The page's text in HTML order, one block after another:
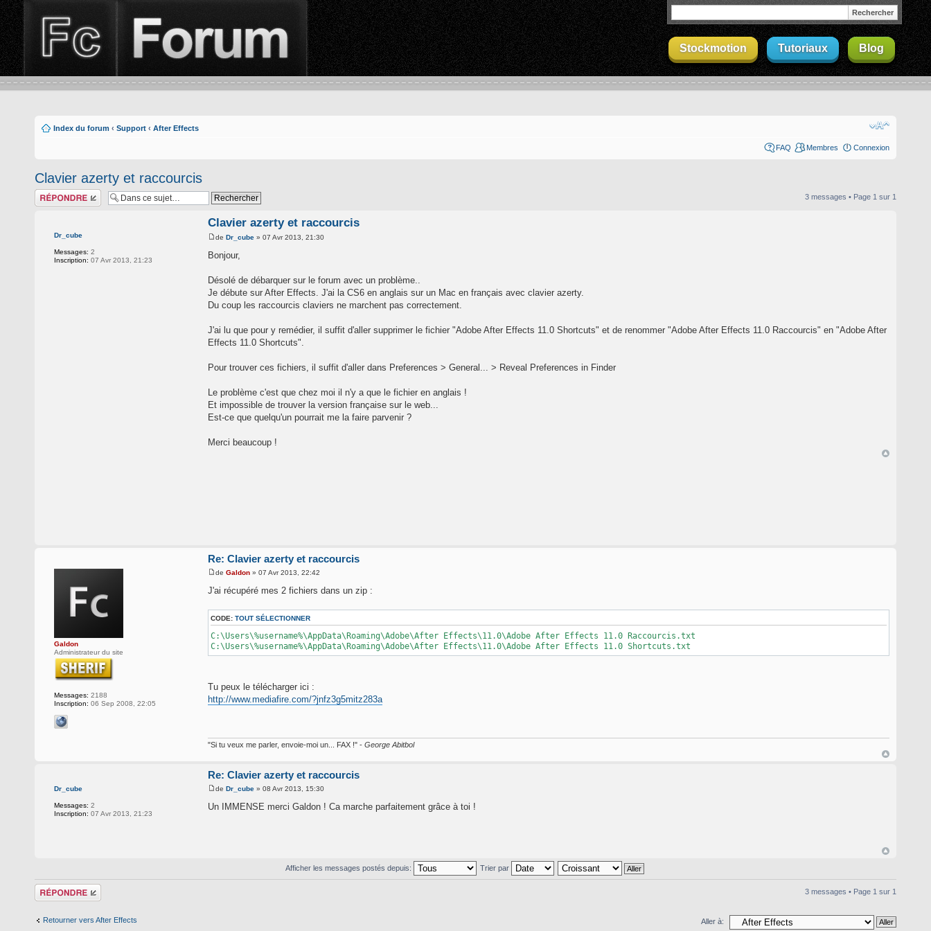
Stockmotion Tutoriaux Blog
Index du forum ‹ Support ‹ After Effects
FAQ Membres Connexion
Clavier azerty et raccourcis
Répondre 3 messages • Page 1 sur 1
Dr_cube
Messages: 2
Inscription: 07 Avr 2013, 21:23
Clavier azerty et raccourcis
de Dr_cube » 07 Avr 2013, 21:30
Bonjour,
Désolé de débarquer sur le forum avec un problème..
Je débute sur After Effects. J'ai la CS6 en anglais sur un Mac en français avec clavier azerty.
Du coup les raccourcis claviers ne marchent pas correctement.
J'ai lu que pour y remédier, il suffit d'aller supprimer le fichier "Adobe After Effects 11.0 Shortcuts" et de renommer "Adobe After Effects 11.0 Raccourcis" en "Adobe After
Effects 11.0 Shortcuts".
Pour trouver ces fichiers, il suffit d'aller dans Preferences > General... > Reveal Preferences in Finder
Le problème c'est que chez moi il n'y a que le fichier en anglais !
Et impossible de trouver la version française sur le web...
Est-ce que quelqu'un pourrait me la faire parvenir ?
Merci beaucoup !
Galdon
Administrateur du site
Messages: 2188
Inscription: 06 Sep 2008, 22:05
Re: Clavier azerty et raccourcis
de Galdon » 07 Avr 2013, 22:42
J'ai récupéré mes 2 fichiers dans un zip :
CODE: TOUT SÉLECTIONNER
C:\Users\%username%\AppData\Roaming\Adobe\After Effects\11.0\Adobe After Effects 11.0 Raccourcis.txt
C:\Users\%username%\AppData\Roaming\Adobe\After Effects\11.0\Adobe After Effects 11.0 Shortcuts.txt
Tu peux le télécharger ici :
http://www.mediafire.com/?jnfz3g5mitz283a
"Si tu veux me parler, envoie-moi un... FAX !" - George Abitbol
Dr_cube
Messages: 2
Inscription: 07 Avr 2013, 21:23
Re: Clavier azerty et raccourcis
de Dr_cube » 08 Avr 2013, 15:30
Un IMMENSE merci Galdon ! Ca marche parfaitement grâce à toi !
Afficher les messages postés depuis: Trier par
Répondre 3 messages • Page 1 sur 1
Retourner vers After Effects Aller à: